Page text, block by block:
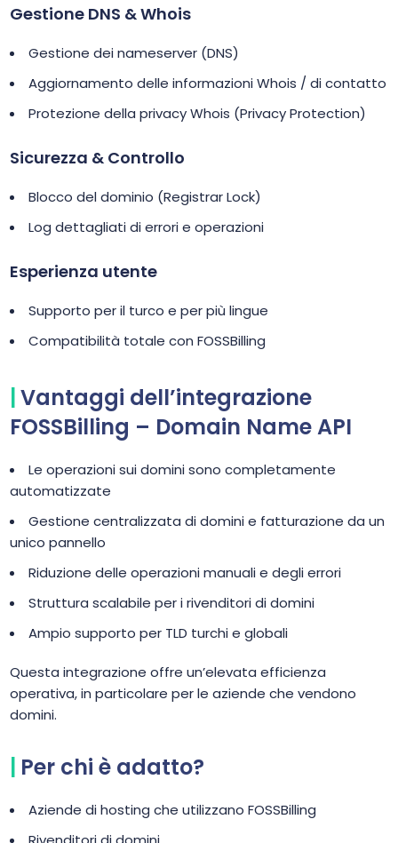
Gestione DNS & Whois
Gestione dei nameserver (DNS)
Aggiornamento delle informazioni Whois / di contatto
Protezione della privacy Whois (Privacy Protection)
Sicurezza & Controllo
Blocco del dominio (Registrar Lock)
Log dettagliati di errori e operazioni
Esperienza utente
Supporto per il turco e per più lingue
Compatibilità totale con FOSSBilling
Vantaggi dell’integrazione
FOSSBilling – Domain Name API
Le operazioni sui domini sono completamente
automatizzate
Gestione centralizzata di domini e fatturazione da un
unico pannello
Riduzione delle operazioni manuali e degli errori
Struttura scalabile per i rivenditori di domini
Ampio supporto per TLD turchi e globali
Questa integrazione offre un’elevata efficienza
operativa, in particolare per le aziende che vendono
domini.
Per chi è adatto?
Aziende di hosting che utilizzano FOSSBilling